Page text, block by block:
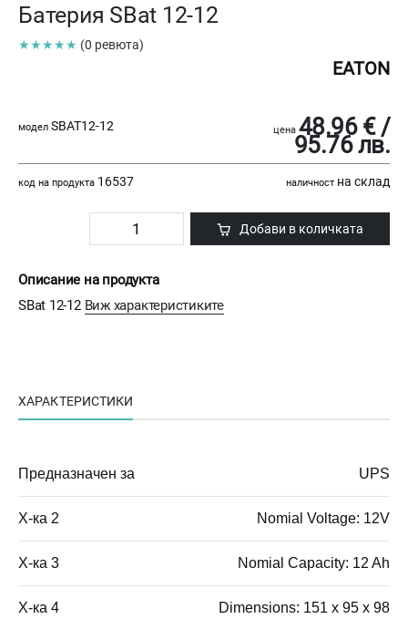
Батерия SBat 12-12
★★★★★ (0 ревюта)
EATON
модел SBAT12-12 цена 48.96 € /
95.76 лв.
код на продукта 16537 наличност на склад
Добави в количката
Описание на продукта
SBat 12-12 Виж характеристиките
ХАРАКТЕРИСТИКИ
Предназначен за UPS
Х-ка 2 Nomial Voltage: 12V
Х-ка 3 Nomial Capacity: 12 Ah
Х-ка 4
Dimensions: 151 x 95 x 98